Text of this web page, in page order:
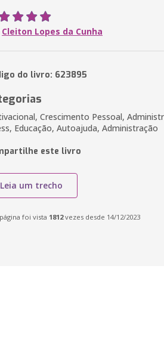
Cleiton Lopes da Cunha
do livro: 623895
Crescimento Pessoal,
Educação, Autoajuda, Administração
este livro
Leia um trecho
foi vista 1812vezes desde 14/12/2023